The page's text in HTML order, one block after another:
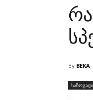
By BEKA